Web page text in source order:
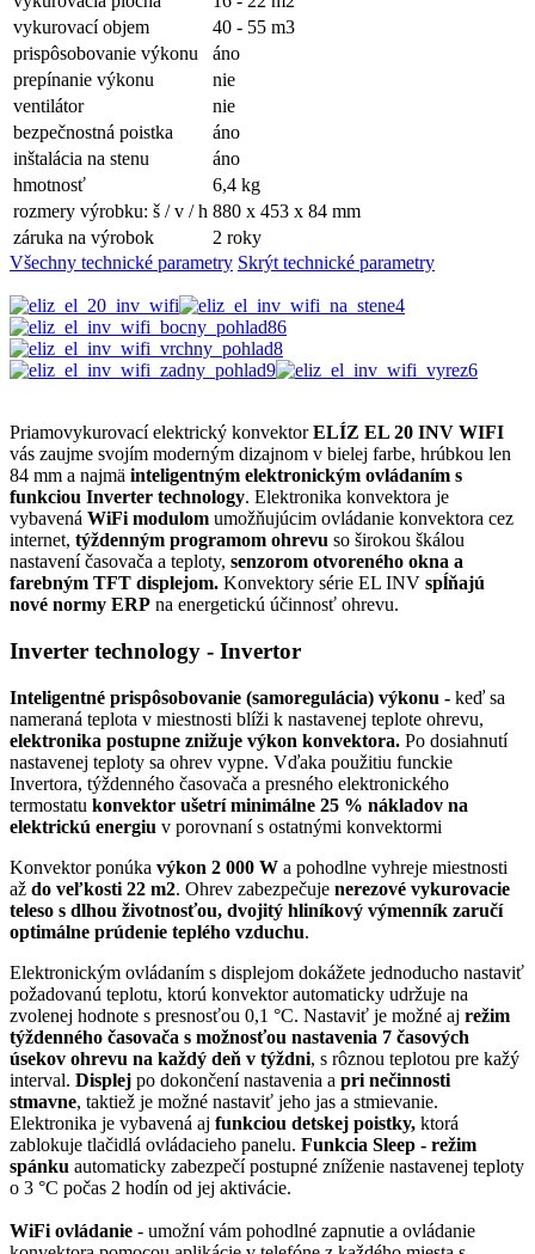
vykurovací objem
40 - 55 m3
prispôsobovanie výkonu
áno
prepínanie výkonu
nie
ventilátor
nie
bezpečnostná poistka
áno
inštalácia na stenu
áno
hmotnosť
6,4 kg
rozmery výrobku: š / v / h 880 x 453 x 84 mm
záruka na výrobok
2 roky
Všechny technické parametry Skrýt technické parametry
Priamovykurovací elektrický konvektorELÍZ EL 20 INV WIFI
vás zaujme svojím moderným dizajnom v bielej farbe, hrúbkou len
84 mm a najmä inteligentným elektronickým ovládaním s
funkciou Inverter technology. Elektronika konvektora je
vybavená WiFi modulom umožňujúcim ovládanie konvektora cez
internet, týždenným programom ohrevu so širokou škálou
nastavení časovača a teploty, senzorom otvoreného okna a
farebným TFT displejom. Konvektory série EL INV spĺňajú
nové normy ERP na energetickú účinnosť ohrevu.
Inverter technology - Invertor
Inteligentné prispôsobovanie (samoregulácia) výkonu - keď sa
nameraná teplota v miestnosti blíži k nastavenej teplote ohrevu,
elektronika postupne znižuje výkon konvektora. Po dosiahnutí
nastavenej teploty sa ohrev vypne. Vďaka použitiu funckie
Invertora, týždenného časovača a presného elektronického
termostatu konvektor ušetrí minimálne 25 % nákladov na
elektrickú energiu v porovnaní s ostatnými konvektormi
Konvektor ponúka výkon 2 000 W a pohodlne vyhreje miestnosti
až do veľkosti 22 m2. Ohrev zabezpečuje nerezové vykurovacie
teleso s dlhou životnosťou, dvojitý hliníkový výmenník zaručí
optimálne prúdenie teplého vzduchu.
Elektronickým ovládaním s displejom dokážete jednoducho nastaviť
požadovanú teplotu, ktorú konvektor automaticky udržuje na
zvolenej hodnote s presnosťou 0,1 °C. Nastaviť je možné aj režim
týždenného časovača s možnosťou nastavenia 7 časových
úsekov ohrevu na každý deň v týždni, s rôznou teplotou pre kažý
interval. Displej po dokončení nastavenia a pri nečinnosti
stmavne, taktiež je možné nastaviť jeho jas a stmievanie.
Elektronika je vybavená aj funkciou detskej poistky, ktorá
zablokuje tlačidlá ovládacieho panelu. Funkcia Sleep - režim
spánku automaticky zabezpečí postupné zníženie nastavenej teploty
o 3 °C počas 2 hodín od jej aktivácie.
WiFi ovládanie - umožní vám pohodlné zapnutie a ovládanie